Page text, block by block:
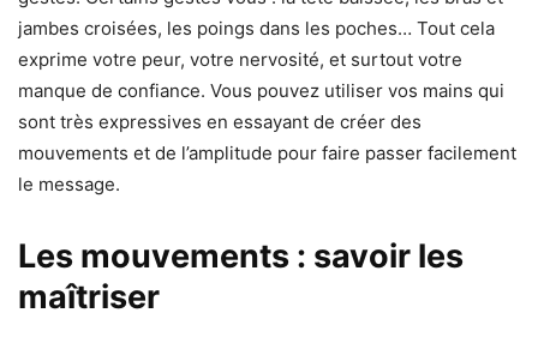
jambes croisées, les poings dans les poches… Tout cela
exprime votre peur, votre nervosité, et surtout votre
manque de confiance. Vous pouvez utiliser vos mains qui
sont très expressives en essayant de créer des
mouvements et de l’amplitude pour faire passer facilement
le message.
Les mouvements : savoir les
maîtriser